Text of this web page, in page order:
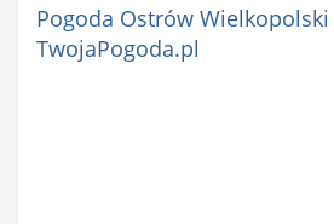
Pogoda Ostrów Wielkopolski
TwojaPogoda.pl